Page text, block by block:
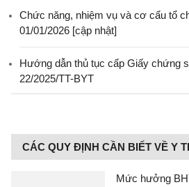
Chức năng, nhiệm vụ và cơ cấu tổ
01/01/2026 [cập nhật]
Hướng dẫn thủ tục cấp Giấy chứng
22/2025/TT-BYT
CÁC QUY ĐỊNH CẦN BIẾT VỀ Y
Mức hưởng